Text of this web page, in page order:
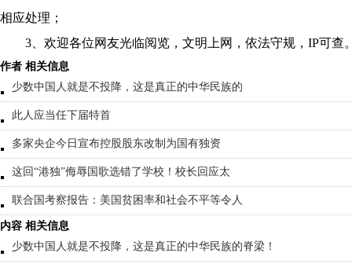
相应处理；
3、欢迎各位网友光临阅览，文明上网，依法守规，IP可查
作者 相关信息
少数中国人就是不投降，这是真正的中华民族的
此人应当任下届特首
多家央企今日宣布控股股东改制为国有独资
这回“港独”侮辱国歌选错了学校！校长回应太
联合国考察报告：美国贫困率和社会不平等令人
内容 相关信息
少数中国人就是不投降，这是真正的中华民族的脊梁！